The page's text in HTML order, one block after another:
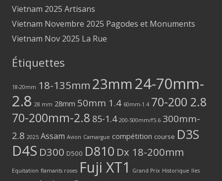
Vietnam 2025 Artisans
Vietnam Novembre 2025 Pagodes et Monuments
Vietnam Nov 2025 La Rue
Étiquettes
18-20mm 18-135mm 23mm24-70mm-
2.8 28 mm 28mm 50mm 1.4 60mm-1.4 70-200 2.8
70-200mm-2.8 85-1.4 200-500mm/f5.6 300mm-
2.8 2025 Assam Avion Camargue compétition course D3S
D4S D300 D500 D810 Dx 18-200mm
Equitation flamants roses Fuji XT1 Grand Prix Historique Iles